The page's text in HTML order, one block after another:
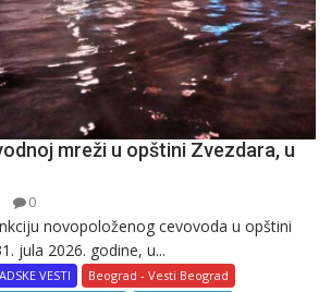
mreži u opštini Zvezdara, u
0
novopoloženog cevovoda u opštini
jula 2026. godine, u...
VESTI
Beograd - Vesti Beograd